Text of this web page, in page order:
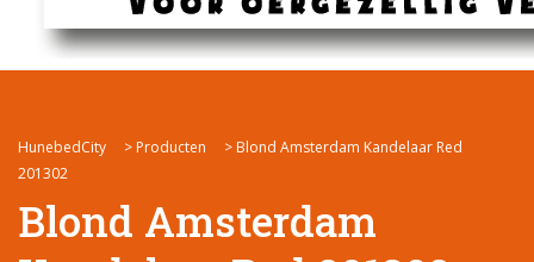
HunebedCity > Producten > Blond Amsterdam Kandelaar Red
201302
Blond Amsterdam